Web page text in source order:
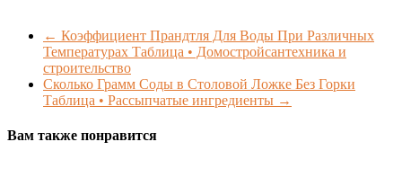
← Коэффициент Прандтля Для Воды При Различных
Температурах Таблица • Домостройсантехника и
строительство
Сколько Грамм Соды в Столовой Ложке Без Горки
Таблица • Рассыпчатые ингредиенты →
Вам также понравится